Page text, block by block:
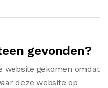
gevonden?
website gekomen omdat
deze website op